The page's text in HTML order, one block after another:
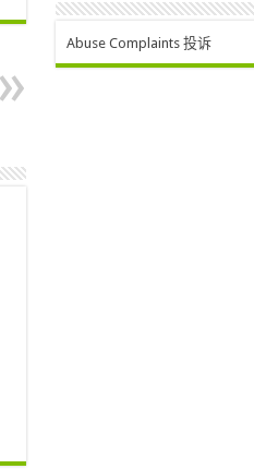
Abuse Complaints 投诉